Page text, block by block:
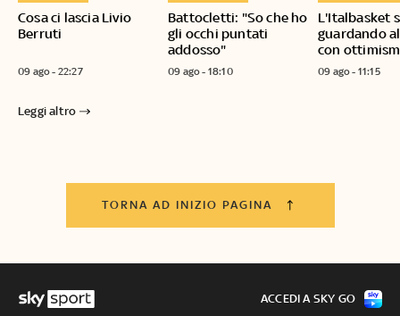
Cosa ci lascia Livio
Berruti
09 ago - 22:27
Battocletti: "So che ho
gli occhi puntati
addosso"
09 ago - 18:10
L'Italbasket
guardando
con
09 ago - 11:15
Leggi altro
TORNA AD INIZIO PAGINA
ACCEDI A SKY GO